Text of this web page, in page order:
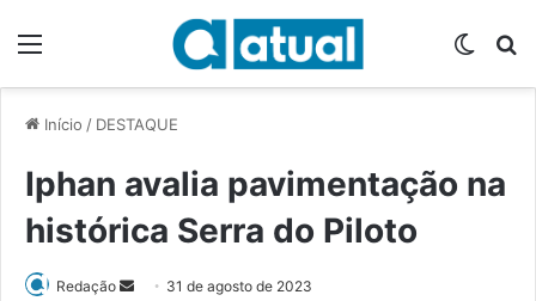
Início / DESTAQUE
Iphan avalia pavimentação na
histórica Serra do Piloto
Redação 31 de agosto de 2023